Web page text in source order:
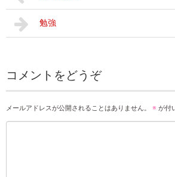
勉強
コメントをどうぞ
メールアドレスが公開されることはありません。 ※ が付